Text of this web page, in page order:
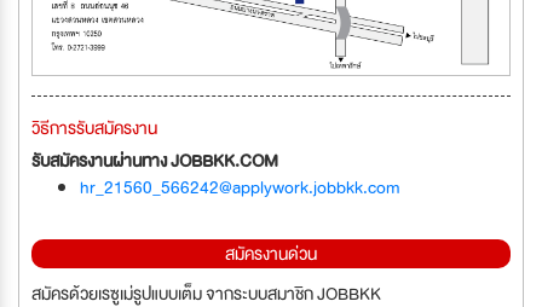
วิธีการรับสมัครงาน
รับสมัครงานผ่านทาง JOBBKK.COM
hr_21560_566242@applywork.jobbkk.com
สมัครงานด่วน
สมัครด้วยเรซูเม่รูปแบบเต็ม จากระบบสมาชิก JOBBKK